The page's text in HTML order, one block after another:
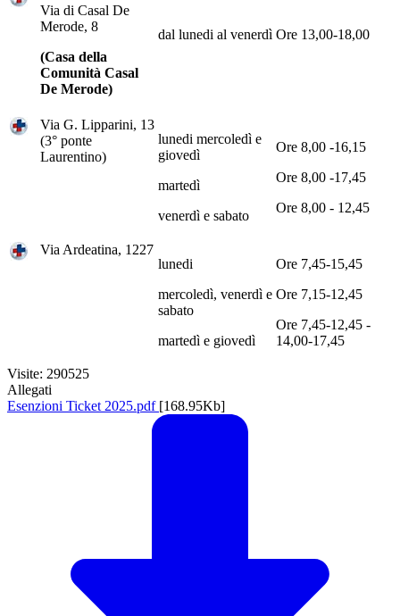
Via di Casal De
Merode, 8
(Casa della
Comunità Casal
De Merode)
dal lunedi al venerdì Ore 13,00-18,00
Via G. Lipparini, 13
(3° ponte
Laurentino)
lunedi mercoledì e
giovedì
martedì
venerdì e sabato
Ore 8,00 -16,15
Ore 8,00 -17,45
Ore 8,00 - 12,45
Via Ardeatina, 1227
lunedi
mercoledì, venerdì e
sabato
martedì e giovedì
Ore 7,45-15,45
Ore 7,15-12,45
Ore 7,45-12,45 -
14,00-17,45
Visite: 290525
Allegati
Esenzioni Ticket 2025.pdf [168.95Kb]